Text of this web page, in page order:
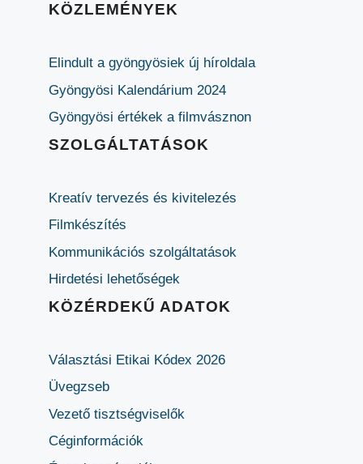
KÖZLEMÉNYEK
Elindult a gyöngyösiek új híroldala
Gyöngyösi Kalendárium 2024
Gyöngyösi értékek a filmvásznon
SZOLGÁLTATÁSOK
Kreatív tervezés és kivitelezés
Filmkészítés
Kommunikációs szolgáltatások
Hirdetési lehetőségek
KÖZÉRDEKŰ ADATOK
Választási Etikai Kódex 2026
Üvegzseb
Vezető tisztségviselők
Céginformációk